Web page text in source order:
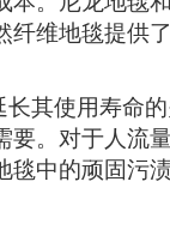
维地毯提供
其使用寿命
。对于人流
中的顽固污